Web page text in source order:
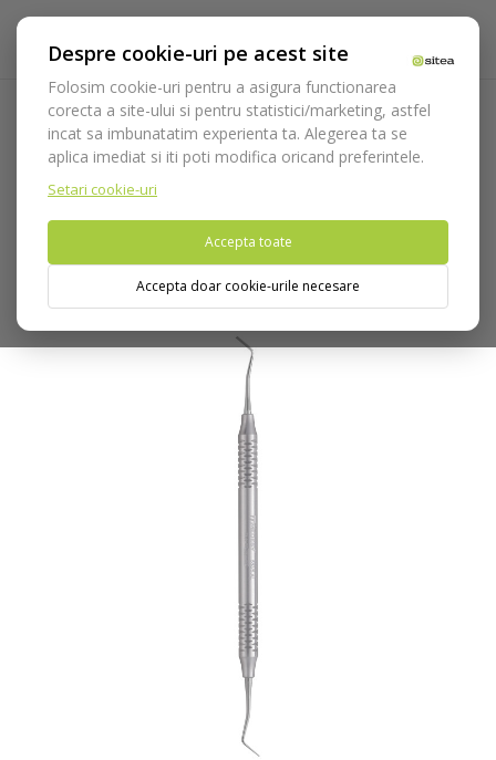
Despre cookie-uri pe acest site
Folosim cookie-uri pentru a asigura functionarea
corecta a site-ului si pentru statistici/marketing, astfel
incat sa imbunatatim experienta ta. Alegerea ta se
aplica imediat si iti poti modifica oricand preferintele.
Setari cookie-uri
Accepta toate
Accepta doar cookie-urile necesare
Acasa Laborator Instrumentar laborator
Instrumente
modelat ceara
Instrument modelat ceara P.K.Thomas N.5
cod 583/5.AL
Nu puteti plasa comenzi din tara din care accesati website-ul
(United States).